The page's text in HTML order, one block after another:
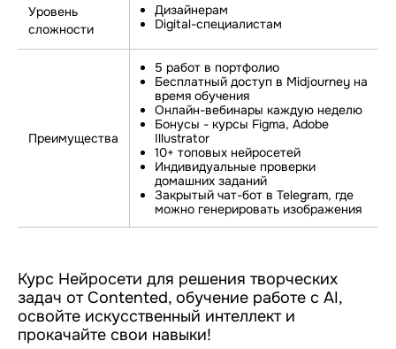
Уровень
сложности
Дизайнерам
Digital-специалистам
Преимущества
5 работ в портфолио
Бесплатный доступ в Midjourney на
время обучения
Онлайн-вебинары каждую неделю
Бонусы - курсы Figma, Adobe
Illustrator
10+ топовых нейросетей
Индивидуальные проверки
домашних заданий
Закрытый чат-бот в Telegram, где
можно генерировать изображения
Курс Нейросети для решения творческих
задач от Contented, обучение работе с AI,
освойте искусственный интеллект и
прокачайте свои навыки!